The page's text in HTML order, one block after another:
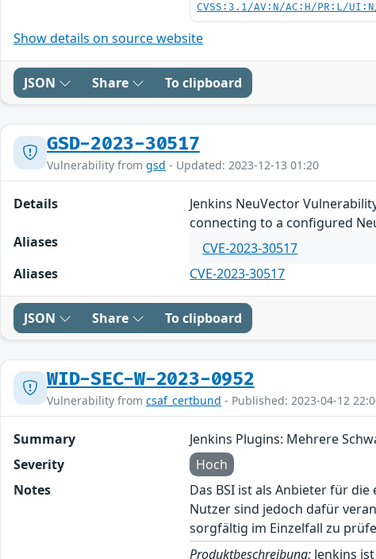
CVSS:3.1/AV:N/AC:H/PR:L/
Show details on source website
JSON Share To clipboard
GSD-2023-30517
Vulnerability from gsd - Updated: 2023-12-13 01:20
Details
Jenkins NeuVector
connecting to a configured
Aliases
CVE-2023-30517
Aliases
CVE-2023-30517
JSON Share To clipboard
WID-SEC-W-2023-0952
Vulnerability from csaf_certbund - Published: 2023-04-12
Summary
Jenkins Plugins: Mehrere
Severity
Hoch
Notes
Das BSI ist als Anbieter für
Nutzer sind jedoch dafür
sorgfältig im Einzelfall zu
Produktbeschreibung: Jenkins